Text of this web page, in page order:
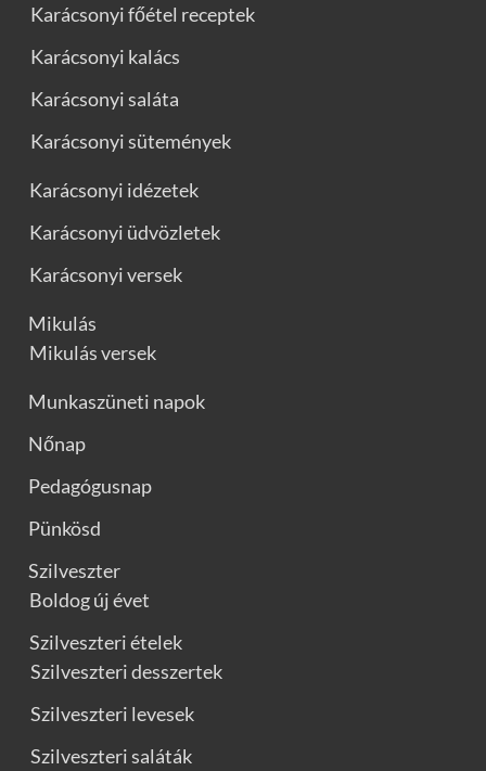
Karácsonyi főétel receptek
Karácsonyi kalács
Karácsonyi saláta
Karácsonyi sütemények
Karácsonyi idézetek
Karácsonyi üdvözletek
Karácsonyi versek
Mikulás
Mikulás versek
Munkaszüneti napok
Nőnap
Pedagógusnap
Pünkösd
Szilveszter
Boldog új évet
Szilveszteri ételek
Szilveszteri desszertek
Szilveszteri levesek
Szilveszteri saláták